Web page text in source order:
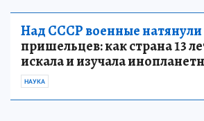
Над СССР военные натянули
пришельцев: как страна 13
искала и изучала
НАУКА